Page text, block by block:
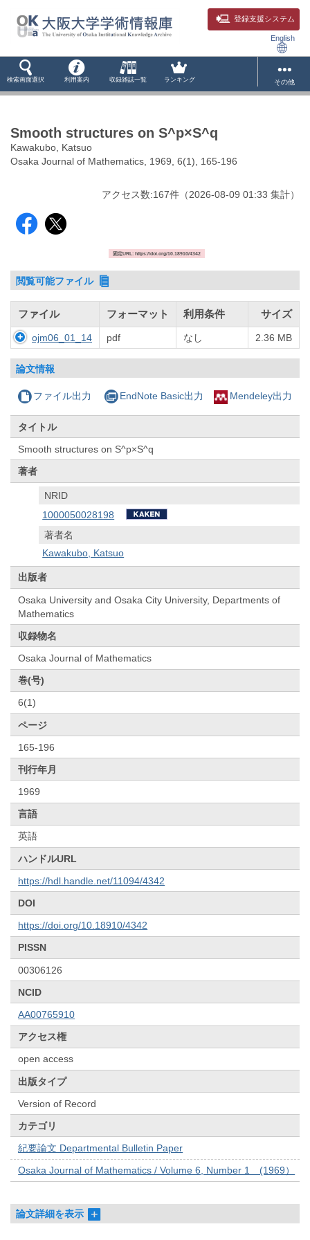
登録支援システム
English
検索画面選択 利用案内 収録雑誌一覧 ランキング その他
Smooth structures on S^p×S^q
Kawakubo, Katsuo
Osaka Journal of Mathematics, 1969, 6(1), 165-196
アクセス数:167件 （2026-08-09 01:33 集計）
固定URL: https://doi.org/10.18910/4342
閲覧可能ファイル
ファイル フォーマット 利用条件 サイズ
ojm06_01_14 pdf なし 2.36 MB
論文情報
ファイル出力 EndNote Basic出力 Mendeley出力
タイトル
Smooth structures on S^p×S^q
著者
NRID
1000050028198
著者名
Kawakubo, Katsuo
出版者
Osaka University and Osaka City University, Departments of
Mathematics
収録物名
Osaka Journal of Mathematics
巻(号)
6(1)
ページ
165-196
刊行年月
1969
言語
英語
ハンドルURL
https://hdl.handle.net/11094/4342
DOI
https://doi.org/10.18910/4342
PISSN
00306126
NCID
AA00765910
アクセス権
open access
出版タイプ
Version of Record
カテゴリ
紀要論文 Departmental Bulletin Paper
Osaka Journal of Mathematics / Volume 6, Number 1 (1969）
論文詳細を表示